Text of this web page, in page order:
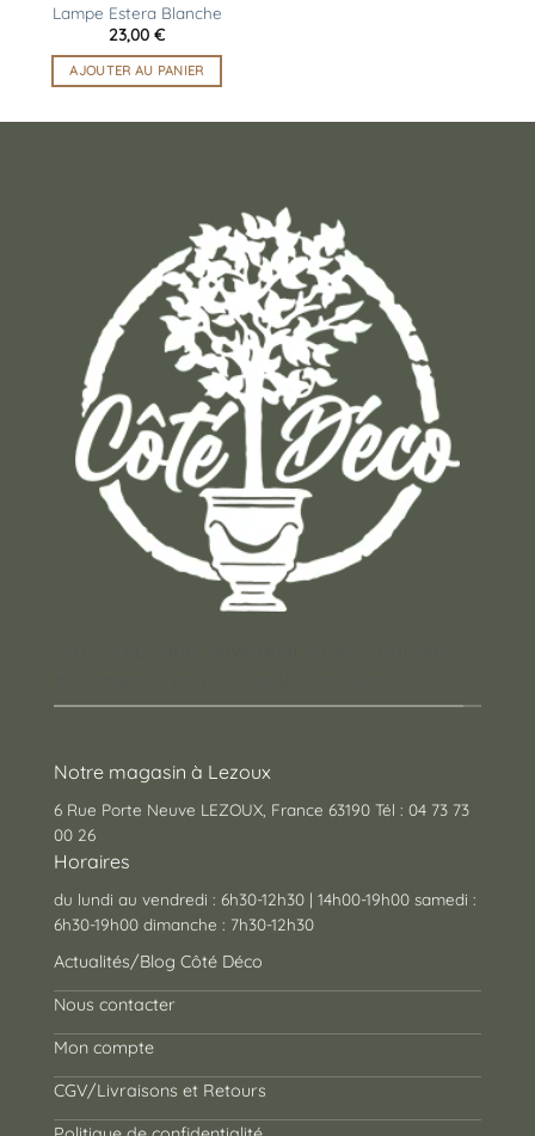
Lampe Estera Blanche
23,00 €
AJOUTER AU PANIER
Notre magasin à Lezoux
6 Rue Porte Neuve LEZOUX, France 63190 Tél : 04 73 73
00 26
Horaires
du lundi au vendredi : 6h30-12h30 | 14h00-19h00 samedi :
6h30-19h00 dimanche : 7h30-12h30
Actualités/Blog Côté Déco
Nous contacter
Mon compte
CGV/Livraisons et Retours